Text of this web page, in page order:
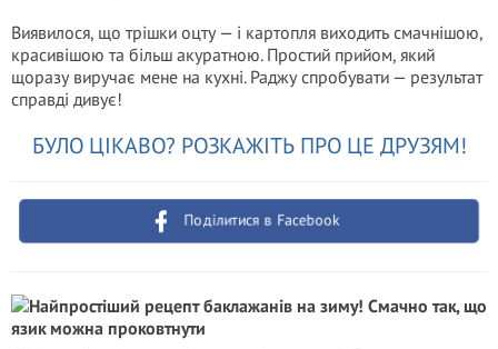
Виявилося, що трішки оцту — і картопля виходить смачнішою,
красивішою та більш акуратною. Простий прийом, який
щоразу виручає мене на кухні. Раджу спробувати — результат
справді дивує!
БУЛО ЦІКАВО? РОЗКАЖІТЬ ПРО ЦЕ ДРУЗЯМ!
Поділитися в Facebook